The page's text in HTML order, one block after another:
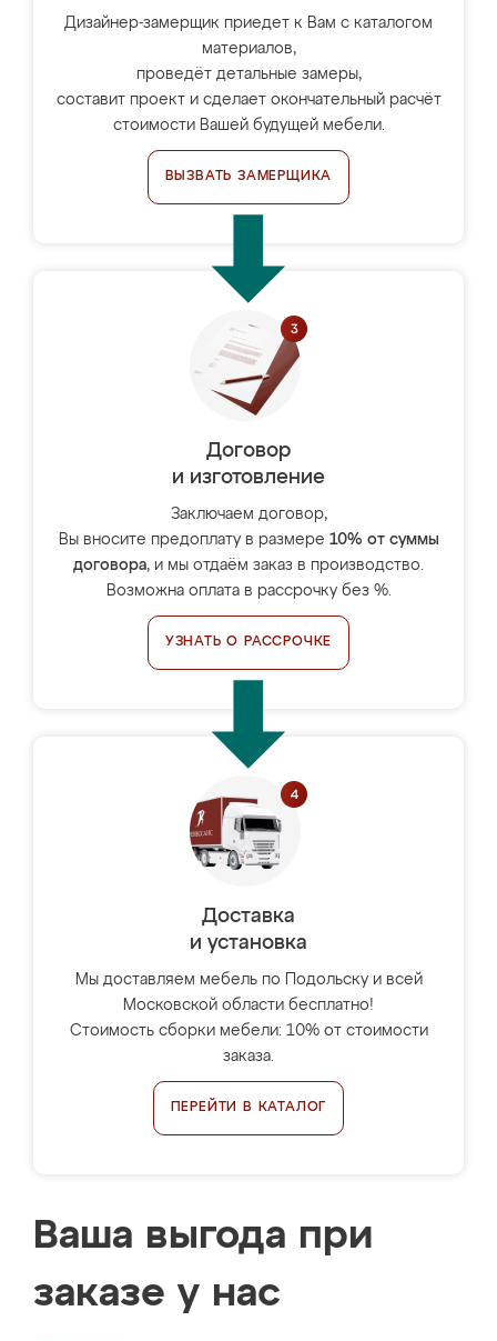
Дизайнер-замерщик приедет к Вам с каталогом
материалов,
проведёт детальные замеры,
составит проект и сделает окончательный расчёт
стоимости Вашей будущей мебели.
ВЫЗВАТЬ ЗАМЕРЩИКА
Договор
и изготовление
Заключаем договор,
Вы вносите предоплату в размере 10% от суммы
договора, и мы отдаём заказ в производство.
Возможна оплата в рассрочку без %.
УЗНАТЬ О РАССРОЧКЕ
Доставка
и установка
Мы доставляем мебель по Подольску и всей
Московской области бесплатно!
Стоимость сборки мебели: 10% от стоимости
заказа.
ПЕРЕЙТИ В КАТАЛОГ
Ваша выгода при
заказе у нас